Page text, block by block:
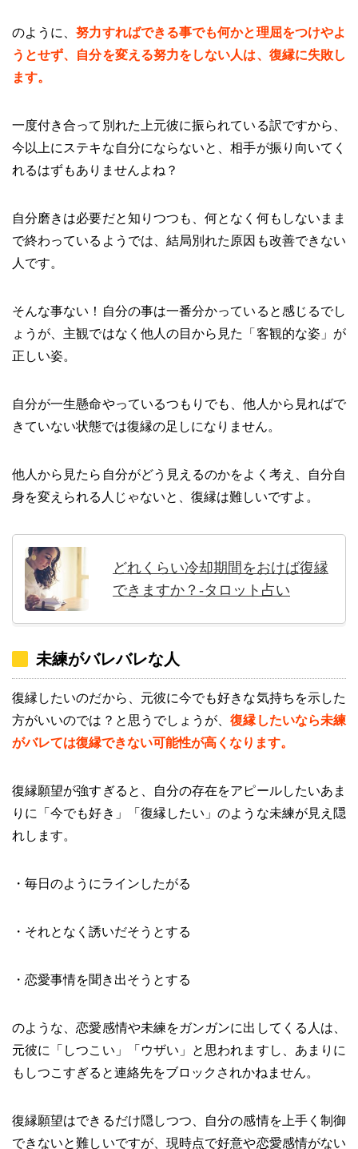
のように、努力すればできる事でも何かと理屈をつけやよ
うとせず、自分を変える努力をしない人は、復縁に失敗し
ます。
一度付き合って別れた上元彼に振られている訳ですから、
今以上にステキな自分にならないと、相手が振り向いてく
れるはずもありませんよね？
自分磨きは必要だと知りつつも、何となく何もしないまま
で終わっているようでは、結局別れた原因も改善できない
人です。
そんな事ない！自分の事は一番分かっていると感じるでし
ょうが、主観ではなく他人の目から見た「客観的な姿」が
正しい姿。
自分が一生懸命やっているつもりでも、他人から見ればで
きていない状態では復縁の足しになりません。
他人から見たら自分がどう見えるのかをよく考え、自分自
身を変えられる人じゃないと、復縁は難しいですよ。
どれくらい冷却期間をおけば復縁
できますか？-タロット占い
未練がバレバレな人
復縁したいのだから、元彼に今でも好きな気持ちを示した
方がいいのでは？と思うでしょうが、復縁したいなら未練
がバレては復縁できない可能性が高くなります。
復縁願望が強すぎると、自分の存在をアピールしたいあま
りに「今でも好き」「復縁したい」のような未練が見え隠
れします。
・毎日のようにラインしたがる
・それとなく誘いだそうとする
・恋愛事情を聞き出そうとする
のような、恋愛感情や未練をガンガンに出してくる人は、
元彼に「しつこい」「ウザい」と思われますし、あまりに
もしつこすぎると連絡先をブロックされかねません。
復縁願望はできるだけ隠しつつ、自分の感情を上手く制御
できないと難しいですが、現時点で好意や恋愛感情がない